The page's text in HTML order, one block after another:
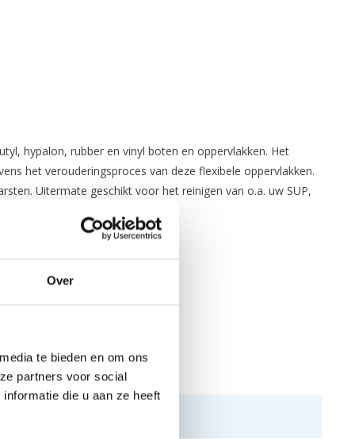
Over
te bieden en om ons
partners voor social
die u aan ze heeft
hypalon, rubber en vinyl boten en oppervlakken. Het
het verouderingsproces van deze flexibele oppervlakken.
Uitermate geschikt voor het reinigen van o.a. uw SUP,